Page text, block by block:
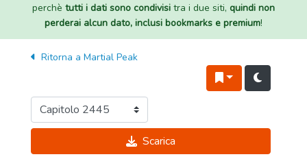
perchè tutti i dati sono condivisi tra i due siti, quindi non
perderai alcun dato, inclusi bookmarks e premium!
Ritorna a Martial Peak
Scarica